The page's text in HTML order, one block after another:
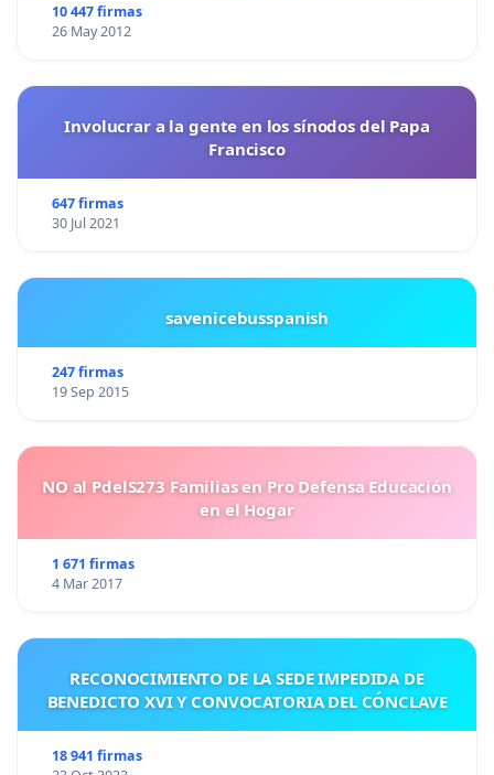
10 447 firmas
26 May 2012
Involucrar a la gente en los sínodos del Papa
Francisco
647 firmas
30 Jul 2021
savenicebusspanish
247 firmas
19 Sep 2015
NO al PdelS273 Familias en Pro Defensa Educación
en el Hogar
1 671 firmas
4 Mar 2017
RECONOCIMIENTO DE LA SEDE IMPEDIDA DE
BENEDICTO XVI Y CONVOCATORIA DEL CÓNCLAVE
18 941 firmas